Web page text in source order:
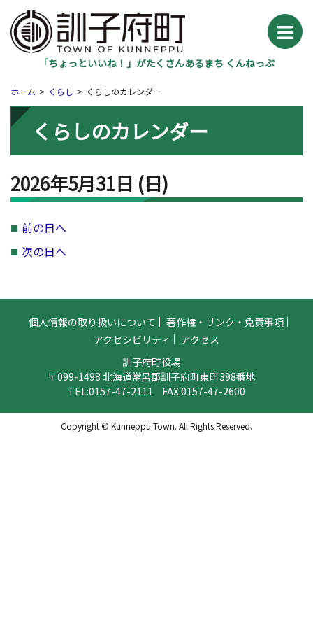
「ちょっといいね！」がたくさんあるまち くんねっぷ
ホーム くらし くらしのカレンダー
くらしのカレンダー
2026年5月31日 (日)
前の日へ
次の日へ
個人情報の取り扱いについて
著作権・リンク・免責事項
アクセシビリティ
アクセス
訓子府町役場
〒099-1498 北海道常呂郡訓子府町東町398番地
TEL:0157-47-2111 FAX:0157-47-2600
Copyright © Kunneppu Town. All Rights Reserved.